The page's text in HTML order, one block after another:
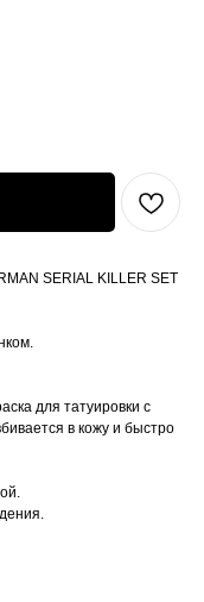
SERIAL KILLER SET
для татуировки с
в кожу и быстро